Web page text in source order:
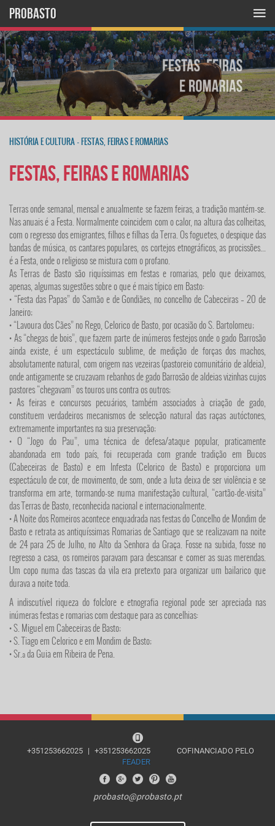
PROBASTO
HISTÓRIA E CULTURA - FESTAS, FEIRAS E ROMARIAS
Festas, Feiras e Romarias
Terras onde semanal, mensal e anualmente se fazem feiras, a tradição mantém-se.
Nas anuais é a Festa. Normalmente coincidem com o calor, na altura das colheitas,
com o regresso dos emigrantes, filhos e filhas da Terra. Os foguetes, o despique das
bandas de música, os cantares populares, os cortejos etnográficos, as procissões...
é a Festa, onde o religioso se mistura com o profano.
As Terras de Basto são riquíssimas em festas e romarias, pelo que deixamos,
apenas, algumas sugestões sobre o que é mais típico em Basto:
• “Festa das Papas” do Samão e de Gondiães, no concelho de Cabeceiras – 20 de
Janeiro;
• “Lavoura dos Cães” no Rego, Celorico de Basto, por ocasião do S. Bartolomeu;
• As “chegas de bois”, que fazem parte de inúmeros festejos onde o gado Barrosão
ainda existe, é um espectáculo sublime, de medição de forças dos machos,
absolutamente natural, com origem nas vezeiras (pastoreio comunitário de aldeia),
onde antigamente se cruzavam rebanhos de gado Barrosão de aldeias vizinhas cujos
pastores “chegavam” os touros uns contra os outros;
• As feiras e concursos pecuários, também associados à criação de gado,
constituem verdadeiros mecanismos de selecção natural das raças autóctones,
extremamente importantes na sua preservação;
• O “Jogo do Pau”, uma técnica de defesa/ataque popular, praticamente
abandonada em todo país, foi recuperada com grande tradição em Bucos
(Cabeceiras de Basto) e em Infesta (Celorico de Basto) e proporciona um
espectáculo de cor, de movimento, de som, onde a luta deixa de ser violência e se
transforma em arte, tormando-se numa manifestação cultural, “cartão-de-visita”
das Terras de Basto, reconhecida nacional e internacionalmente.
• A Noite dos Romeiros acontece enquadrada nas festas do Concelho de Mondim de
Basto e retrata as antiquíssimas Romarias de Santiago que se realizavam na noite
de 24 para 25 de Julho, no Alto da Senhora da Graça. Fosse na subida, fosse no
regresso a casa, os romeiros paravam para descansar e comer as suas merendas.
Um copo numa das tascas da vila era pretexto para organizar um bailarico que
durava a noite toda.
A indiscutível riqueza do folclore e etnografia regional pode ser apreciada nas
inúmeras festas e romarias com destaque para as concelhias:
• S. Miguel em Cabeceiras de Basto;
• S. Tiago em Celorico e em Mondim de Basto;
• Sr.ª da Guia em Ribeira de Pena.
+351253662025 | +351253662025
COFINANCIADO PELO
FEADER
probasto@probasto.pt